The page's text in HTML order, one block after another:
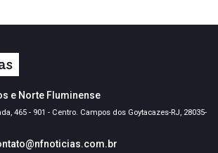
e Norte Fluminense
465 - 901 - Centro. Campos dos Goytacazes-RJ, 28035-